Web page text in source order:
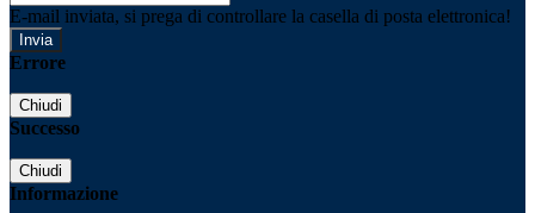
E-mail inviata, si prega di controllare la casella di posta elettronica!
Errore
Chiudi
Successo
Chiudi
Informazione